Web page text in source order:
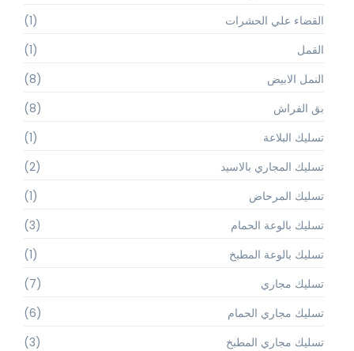
القضاء علي الحشرات
(1)
القمل
(1)
النمل الابيض
(8)
بق الفراش
(8)
تسليك البلاعة
(1)
تسليك المجاري بالاسيد
(2)
تسليك المرحاض
(1)
تسليك بالوعة الحمام
(3)
تسليك بالوعة المطبخ
(1)
تسليك مجاري
(7)
تسليك مجاري الحمام
(6)
تسليك مجاري المطبخ
(3)